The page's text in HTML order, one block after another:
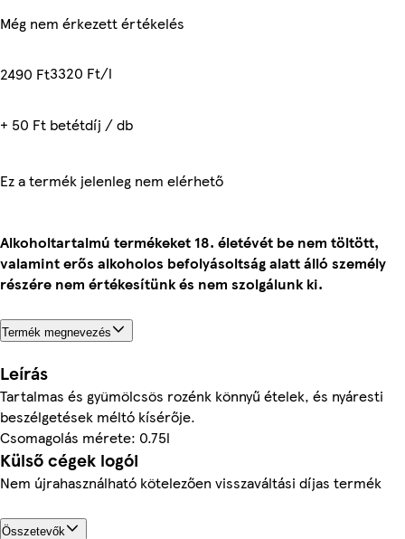
Még nem érkezett értékelés
2490 Ft3320 Ft/l
+ 50 Ft betétdíj / db
Ez a termék jelenleg nem elérhető
Alkoholtartalmú termékeket 18. életévét be nem töltött,
valamint erős alkoholos befolyásoltság alatt álló személy
részére nem értékesítünk és nem szolgálunk ki.
Termék megnevezés
Leírás
Tartalmas és gyümölcsös rozénk könnyű ételek, és nyáresti
beszélgetések méltó kísérője.
Csomagolás mérete: 0.75l
Külső cégek logói
Nem újrahasználható kötelezően visszaváltási díjas termék
Összetevők